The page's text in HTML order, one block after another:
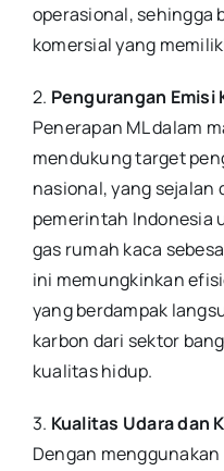
operasional, sehingga
komersial yang
2. Pengurangan Emisi
Penerapan ML dalam
mendukung target
nasional, yang sejalan
pemerintah Indonesia
gas rumah kaca
ini memungkinkan
yang berdampak
karbon dari sektor
kualitas hidup.
3. Kualitas Udara dan
Dengan menggunakan